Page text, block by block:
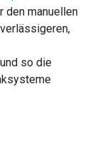
den manuellen
so die